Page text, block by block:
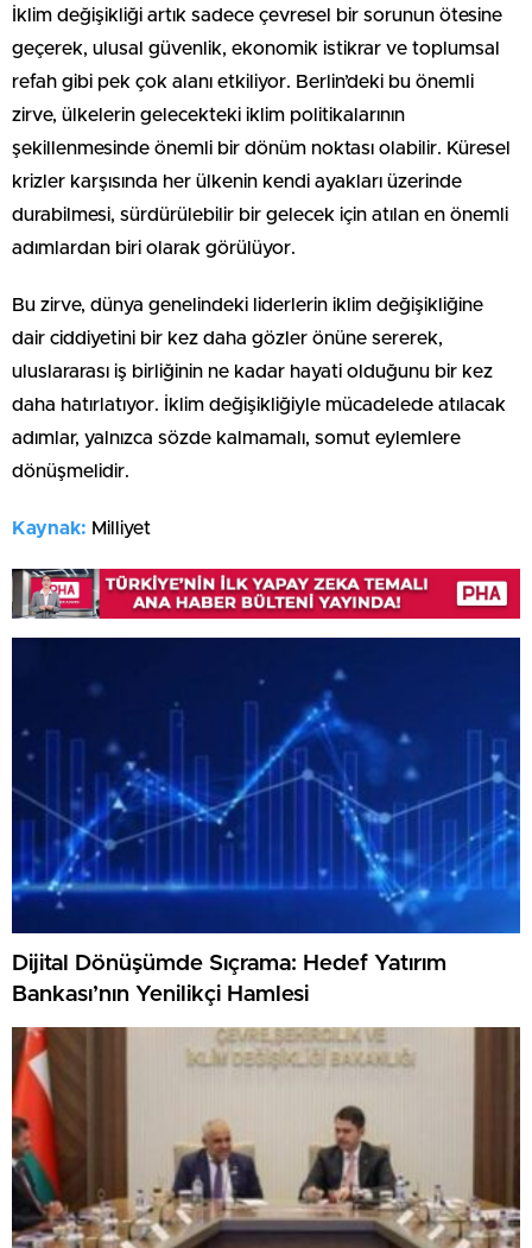
İklim değişikliği artık sadece çevresel bir sorunun ötesine
geçerek, ulusal güvenlik, ekonomik istikrar ve toplumsal
refah gibi pek çok alanı etkiliyor. Berlin’deki bu önemli
zirve, ülkelerin gelecekteki iklim politikalarının
şekillenmesinde önemli bir dönüm noktası olabilir. Küresel
krizler karşısında her ülkenin kendi ayakları üzerinde
durabilmesi, sürdürülebilir bir gelecek için atılan en önemli
adımlardan biri olarak görülüyor.
Bu zirve, dünya genelindeki liderlerin iklim değişikliğine
dair ciddiyetini bir kez daha gözler önüne sererek,
uluslararası iş birliğinin ne kadar hayati olduğunu bir kez
daha hatırlatıyor. İklim değişikliğiyle mücadelede atılacak
adımlar, yalnızca sözde kalmamalı, somut eylemlere
dönüşmelidir.
Kaynak: Milliyet
Dijital Dönüşümde Sıçrama: Hedef Yatırım
Bankası’nın Yenilikçi Hamlesi